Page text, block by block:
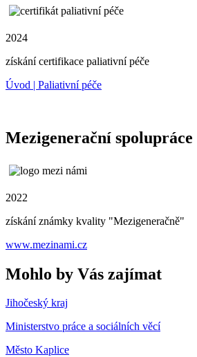
2024
získání certifikace paliativní péče
Úvod | Paliativní péče
Mezigenerační spolupráce
2022
získání známky kvality "Mezigeneračně"
www.mezinami.cz
Mohlo by Vás zajímat
Jihočeský kraj
Ministerstvo práce a sociálních věcí
Město Kaplice